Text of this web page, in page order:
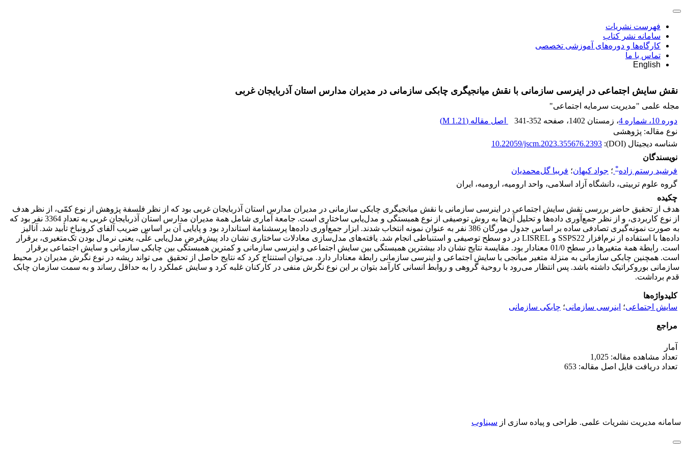
فهرست نشریات
سامانه نشر کتاب
کارگاه‌ها و دوره‌های آموزشی تخصصی
تماس با ما
English
نقش سایش اجتماعی در اینرسی سازمانی با نقش میانجیگری چابکی سازمانی در مدیران مدارس استان آذربایجان غربی
مجله علمی "مدیریت سرمایه اجتماعی"
دوره 10، شماره 4
، زمستان 1402 ، صفحه 341-352 اصل مقاله (1.21 M
)
نوع مقاله: پژوهشی
شناسه دیجیتال (DOI):
10.22059/jscm.2023.355676.2393
نویسندگان
فرشید رستم زاده* ؛ جواد کیهان؛ فریبا گل‌محمدیان
گروه علوم تربیتی، دانشگاه آزاد اسلامی، واحد ارومیه، ارومیه، ایران
چکیده
هدف از تحقیق حاضر بررسی نقش سایش اجتماعی در اینرسی سازمانی با نقش میانجیگری چابکی سازمانی در مدیران مدارس استان آذربایجان غربی بود که از نظر فلسفة پژوهش از نوع کمّی، از نظر هدف
از نوع کاربردی، و از نظر جمع‌‌آوری داده‌‌ها و تحلیل آن‌‌ها به روش توصیفی از نوع همبستگی و مدل‌یابی ساختاری است. جامعة آماری شامل همة مدیران مدارس استان آذربایجان غربی به تعداد 3364 نفر بود که
به صورت نمونه‌گیری تصادفی ساده بر اساس جدول مورگان 386 نفر به عنوان نمونه انتخاب شدند. ابزار جمع‌آوری داده‌‌ها پرسشنامة استاندارد بود و پایایی آن بر اساس ضریب آلفای کرونباخ تأبید شد. آنالیز
داده‌‌ها با استفاده از نرم‌افزار SSPS22 و LISREL در دو سطح توصیفی و استنباطی انجام شد. یافته‌‌های مدل‌سازی معادلات ساختاری نشان داد پیش‌فرض مدل‌یابی علّی، یعنی نرمال بودن تک‌متغیری، برقرار
است. رابطة همة متغیرها در سطح 01/0 معنادار بود. مقایسة نتایج نشان داد بیشترین همبستگی بین سایش اجتماعی و اینرسی سازمانی و کمترین همبستگی بین چابکی سازمانی و سایش اجتماعی برقرار
است. همچنین چابکی سازمانی به منزلة متغیر میانجی با سایش اجتماعی و اینرسی سازمانی رابطة معنادار دارد. می‌توان استنتاج کرد که نتایج حاصل از تحقیق می تواند ریشه در نوع نگرش مدیران در محیط
سازمانی بوروکراتیک داشته باشد. پس انتظار می‌رود با روحیة گروهی و روابط انسانی کارآمد بتوان بر این نوع نگرش منفی در کارکنان غلبه کرد و سایش عملکرد را به حداقل رساند و به سمت سازمان چابک
قدم برداشت.
کلیدواژه‌ها
سایش اجتماعی؛ اینرسی سازمانی؛ چابکی سازمانی
مراجع
آمار
تعداد مشاهده مقاله: 1,025
تعداد دریافت فایل اصل مقاله: 653
سامانه مدیریت نشریات علمی. طراحی و پیاده سازی از سیناوب